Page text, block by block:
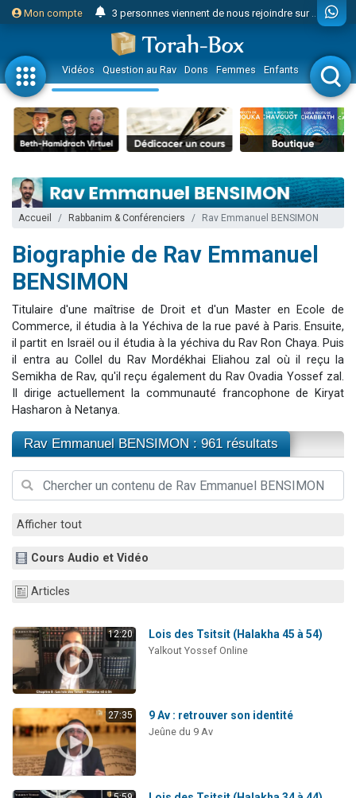
Mon compte
Odaya vient de donner son Maasser
3 personnes viennent de faire un don pour 5 jours de vacances aux Orphelins
3 personnes viennent de faire un don pour Diane, 80 ans, dans un appartement insalubre
13 personnes viennent de demander une bénédiction
2 personnes viennent de nous rejoindre sur WhatsApp
30 personnes viennent de faire un don pour Sauvez la jambe de Yohan
Il reste 49 places pour étudier en groupe sur Zoom
12 nouvelles musiques dans Torah-Box Music
8 personnes viennent de faire un don pour Tsédaka : pauvres d'Israel
Nouvelle émission radio : Visions de grandeur n°104 : Le Chabbath et le Birkat Hamazone à travers le temps
61 personnes viennent de demander une bénédiction
Ariel vient de donner son Maasser
Eva vient de donner son Maasser
Vidéos Question au Rav Dons Femmes Enfants Etude sur
Accueil Rabbanim & Conférenciers Rav Emmanuel BENSIMON
Biographie de Rav Emmanuel
BENSIMON
Titulaire d'une maîtrise de Droit et d'un Master en Ecole de
Commerce, il étudia à la Yéchiva de la rue pavé à Paris. Ensuite,
il partit en Israël ou il étudia à la yéchiva du Rav Ron Chaya. Puis
il entra au Collel du Rav Mordékhai Eliahou zal où il reçu la
Semikha de Rav, qu'il reçu également du Rav Ovadia Yossef zal.
Il dirige actuellement la communauté francophone de Kiryat
Hasharon à Netanya.
Rav Emmanuel BENSIMON : 961 résultats
Afficher tout
Cours Audio et Vidéo
Articles
12:20 Lois des Tsitsit (Halakha 45 à 54)
Yalkout Yossef Online
27:35 9 Av : retrouver son identité
Jeûne du 9 Av